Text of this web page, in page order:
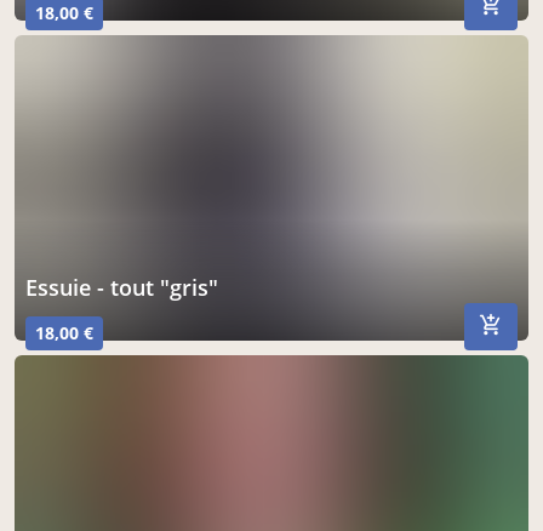
18,00 €
essuie - tout "gris"
18,00 €